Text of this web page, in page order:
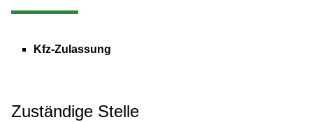
Kfz-Zulassung
Zuständige Stelle